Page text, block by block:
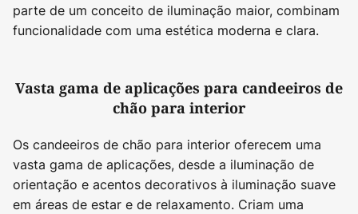
parte de um conceito de iluminação maior, combinam
funcionalidade com uma estética moderna e clara.
Vasta gama de aplicações para candeeiros de
chão para interior
Os candeeiros de chão para interior oferecem uma
vasta gama de aplicações, desde a iluminação de
orientação e acentos decorativos à iluminação suave
em áreas de estar e de relaxamento. Criam uma